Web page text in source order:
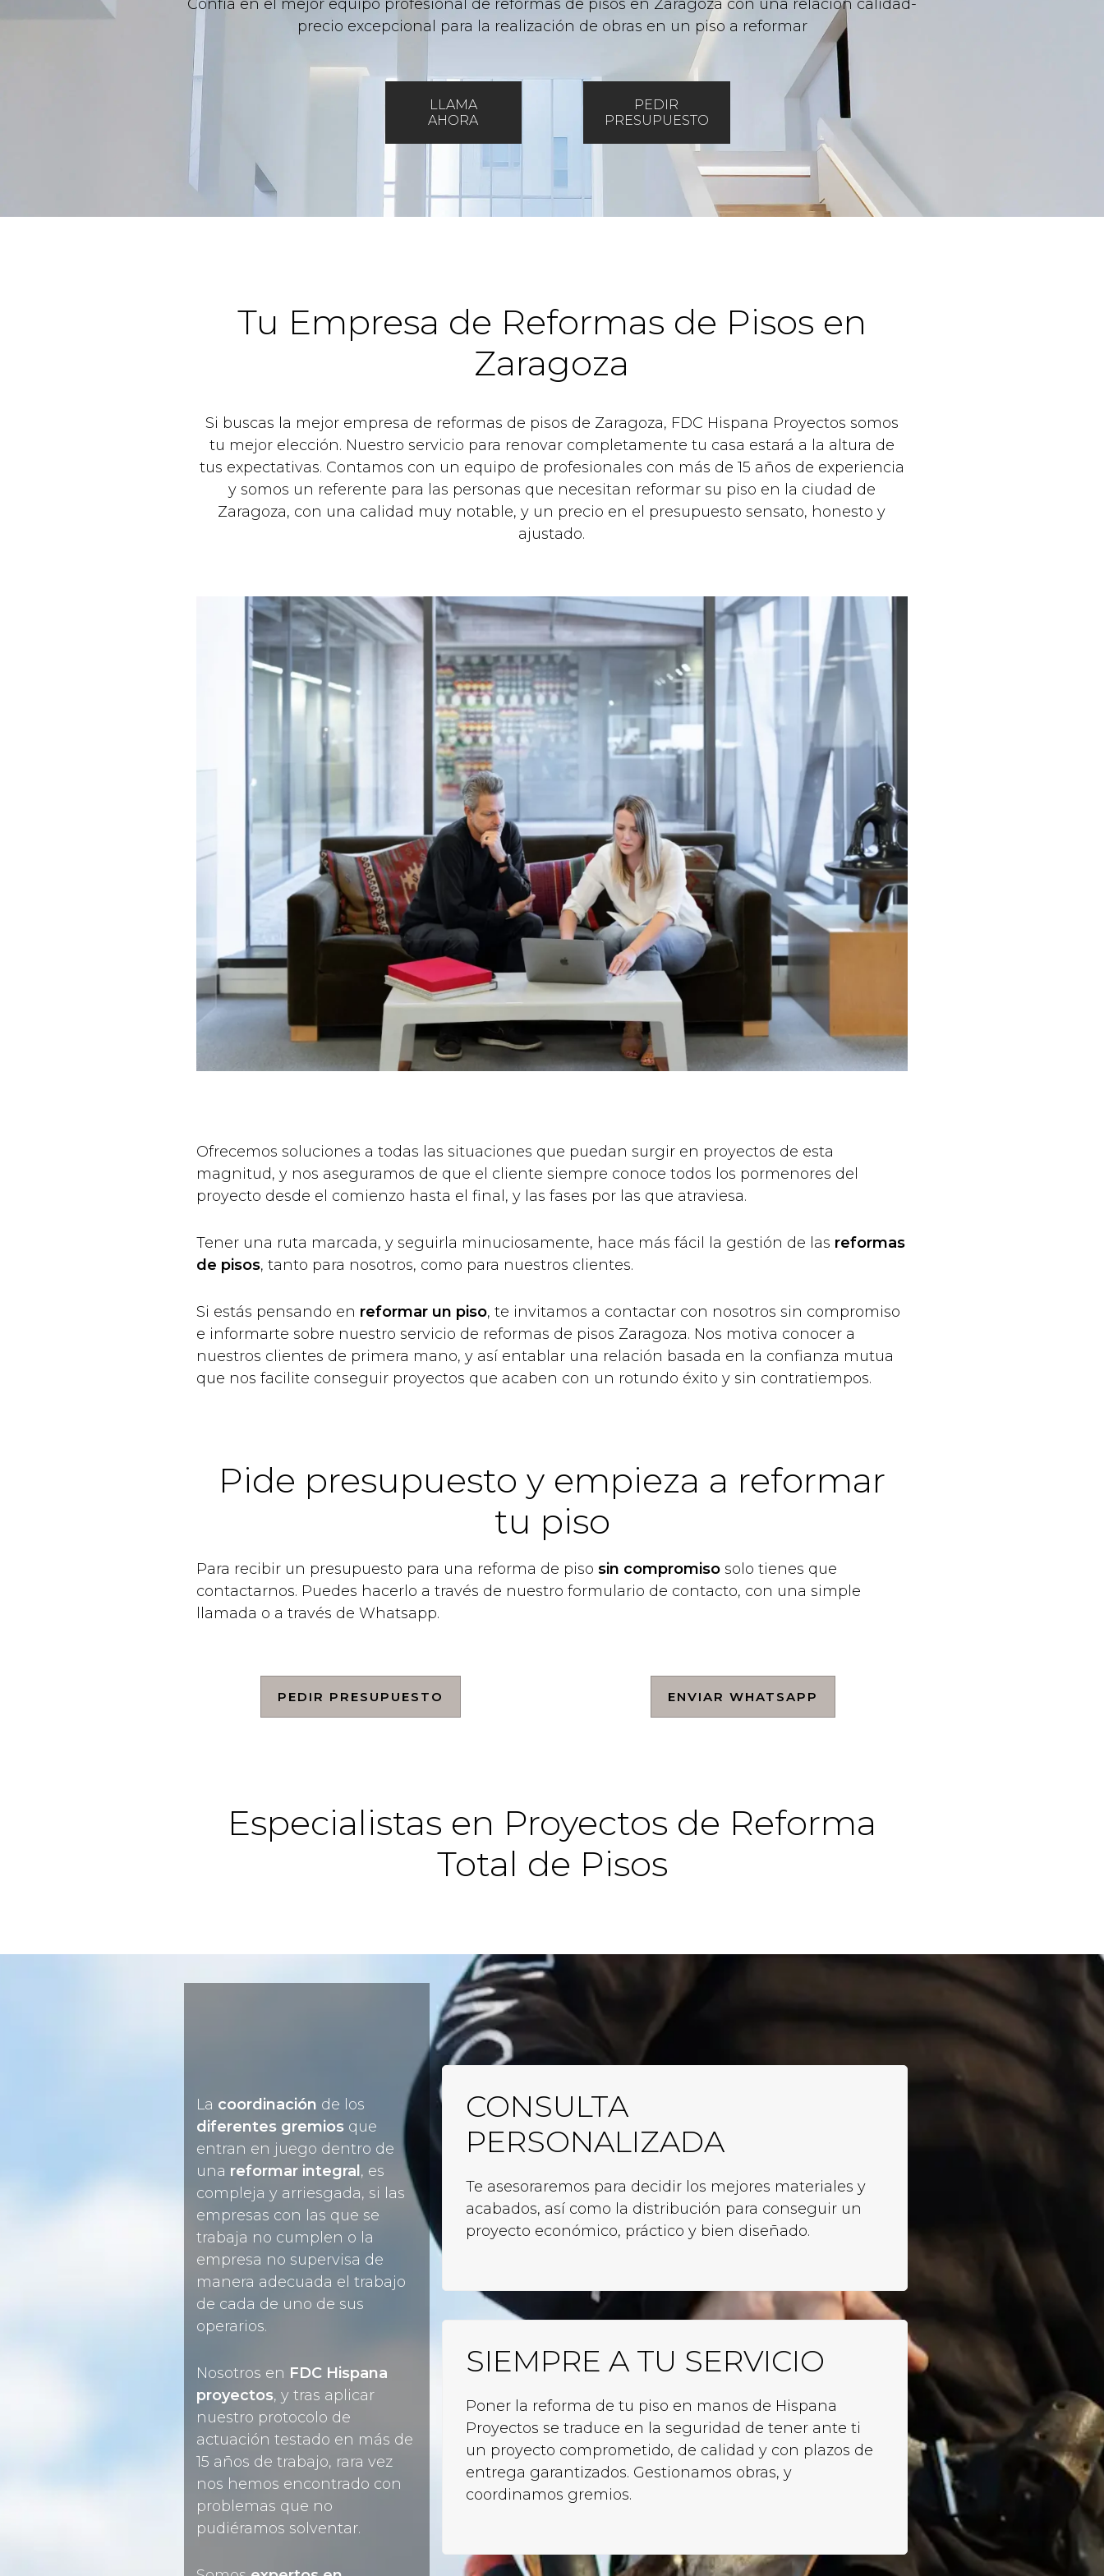
Confía en el mejor equipo profesional de reformas de pisos en Zaragoza con una relación calidad-
precio excepcional para la realización de obras en un piso a reformar
LLAMA
AHORA
PEDIR
PRESUPUESTO
Tu Empresa de Reformas de Pisos en
Zaragoza
Si buscas la mejor empresa de reformas de pisos de Zaragoza, FDC Hispana Proyectos somos
tu mejor elección. Nuestro servicio para renovar completamente tu casa estará a la altura de
tus expectativas. Contamos con un equipo de profesionales con más de 15 años de experiencia
y somos un referente para las personas que necesitan reformar su piso en la ciudad de
Zaragoza, con una calidad muy notable, y un precio en el presupuesto sensato, honesto y
ajustado.
Ofrecemos soluciones a todas las situaciones que puedan surgir en proyectos de esta
magnitud, y nos aseguramos de que el cliente siempre conoce todos los pormenores del
proyecto desde el comienzo hasta el final, y las fases por las que atraviesa.
Tener una ruta marcada, y seguirla minuciosamente, hace más fácil la gestión de las reformas
de pisos, tanto para nosotros, como para nuestros clientes.
Si estás pensando en reformar un piso, te invitamos a contactar con nosotros sin compromiso
e informarte sobre nuestro servicio de reformas de pisos Zaragoza. Nos motiva conocer a
nuestros clientes de primera mano, y así entablar una relación basada en la confianza mutua
que nos facilite conseguir proyectos que acaben con un rotundo éxito y sin contratiempos.
Pide presupuesto y empieza a reformar
tu piso
Para recibir un presupuesto para una reforma de piso sin compromiso solo tienes que
contactarnos. Puedes hacerlo a través de nuestro formulario de contacto, con una simple
llamada o a través de Whatsapp.
PEDIR PRESUPUESTO ENVIAR WHATSAPP
Especialistas en Proyectos de Reforma
Total de Pisos
La coordinación de los
diferentes gremios que
entran en juego dentro de
una reformar integral, es
compleja y arriesgada, si las
empresas con las que se
trabaja no cumplen o la
empresa no supervisa de
manera adecuada el trabajo
de cada de uno de sus
operarios.
Nosotros en FDC Hispana
proyectos, y tras aplicar
nuestro protocolo de
actuación testado en más de
15 años de trabajo, rara vez
nos hemos encontrado con
problemas que no
pudiéramos solventar.
CONSULTA
PERSONALIZADA
Te asesoraremos para decidir los mejores materiales y
acabados, así como la distribución para conseguir un
proyecto económico, práctico y bien diseñado.
SIEMPRE A TU SERVICIO
Poner la reforma de tu piso en manos de Hispana
Proyectos se traduce en la seguridad de tener ante ti
un proyecto comprometido, de calidad y con plazos de
entrega garantizados. Gestionamos obras, y
coordinamos gremios.